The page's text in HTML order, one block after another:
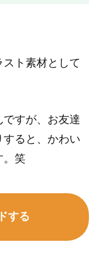
ト素材として
すが、お友達
ると、かわい
。笑
する